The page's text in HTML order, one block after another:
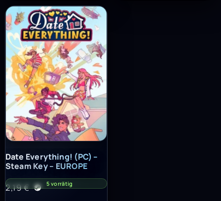
Date Everything! (PC) – Steam Key – EUROPE
Date Everything! (PC) –
Steam Key – EUROPE
2,19€ 5 vorrätig